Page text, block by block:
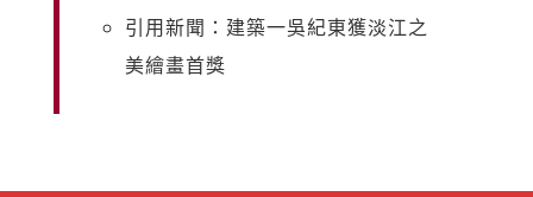
引用新聞：建築一吳紀東獲淡江之
美繪畫首獎